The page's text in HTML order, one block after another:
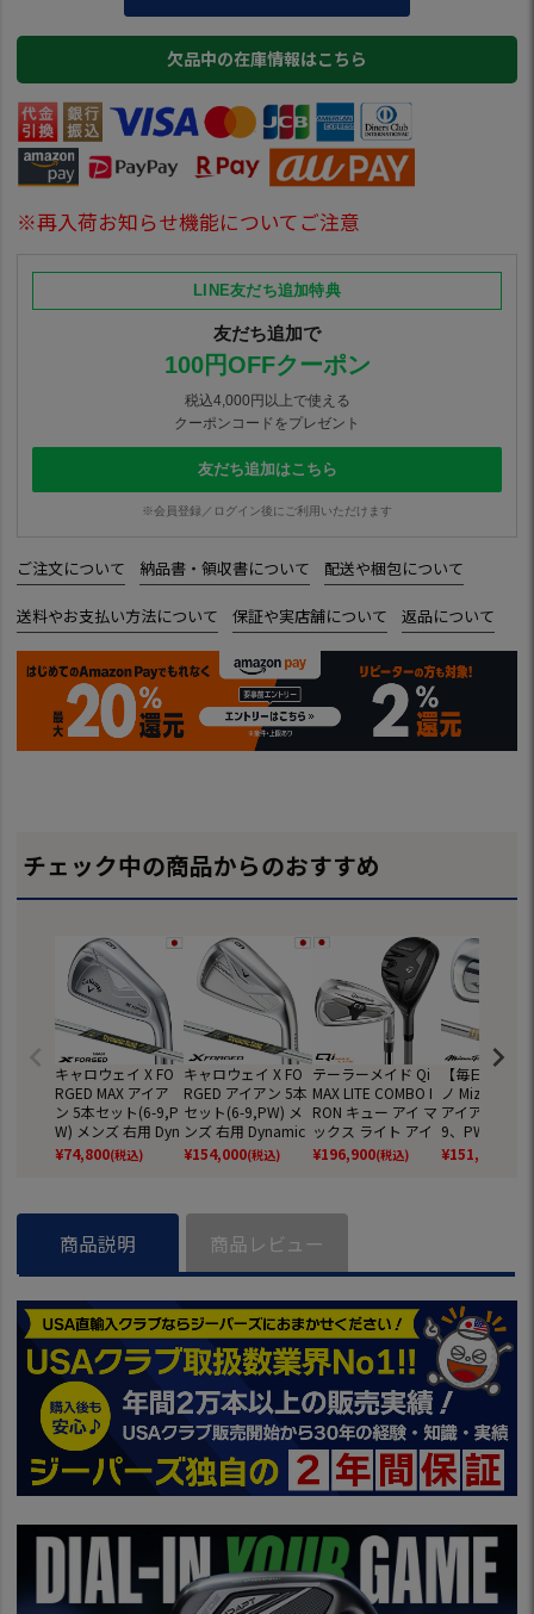
欠品中の在庫情報はこちら
※再入荷お知らせ機能についてご注意
LINE友だち追加特典
友だち追加で
100円OFFクーポン
税込4,000円以上で使える
クーポンコードをプレゼント
友だち追加はこちら
※会員登録／ログイン後にご利用いただけます
ご注文について 納品書・領収書について 配送や梱包について
送料やお支払い方法について 保証や実店舗について 返品について
チェック中の商品からのおすすめ
キャロウェイ X FO
RGED MAX アイア
ン 5本セット(6-9,P
W) メンズ 右用 Dyn
amic Gold MID 115
スチールシャフト
¥74,800(税込)
キャロウェイ X FO
RGED アイアン 5本
セット(6-9,PW) メ
ンズ 右用 Dynamic
Gold MID115 スチ
ールシャフト 日本
¥154,000(税込)
テーラーメイド Qi
MAX LITE COMBO I
RON キュー アイ マ
ックス ライト アイ
アン＋レスキュー 6
本セット(6H,7I-P
026年モデル 日本
ゴルフクラブ
¥196,900(税込)
【毎日発送】
ノ Mizuno
アイアン 6本
9、PW) メン
用 Dynamic
20 スチール
¥151,800
商品説明 商品レビュー